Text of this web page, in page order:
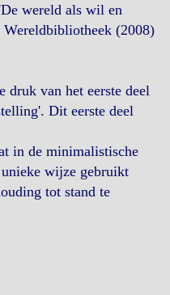
wereld als wil en
(2008)
druk van het eerste deel
Dit eerste deel
in de minimalistische
wijze gebruikt
tot stand te